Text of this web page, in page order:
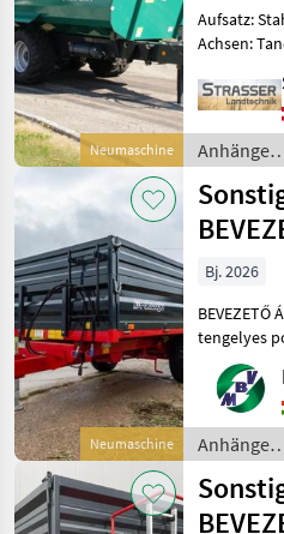
Neumaschine
Aufsatz:
Achsen:
Kipper,
Hyd
Anhänger
Pühringer
Neumaschine
PALAZ 1
Bj. 2026
BEVEZETŐ
tengelyes
Ha PALAZ
az MBV
a régió
Anhänger
Sonstige